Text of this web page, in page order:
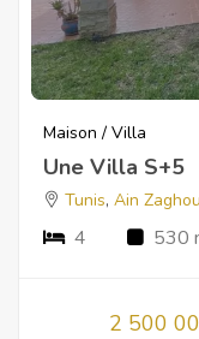
Maison / Villa
Une Villa S+5
Tunis, Ain
4 530
2 500